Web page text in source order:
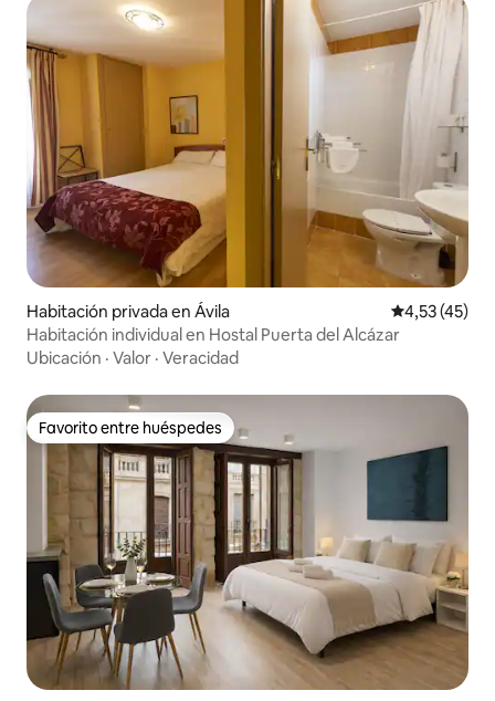
Habitación privada en Ávila Calificación
4,53 (45)
Habitación individual en Hostal Puerta del Alcázar
Ubicación · Valor · Veracidad
Favorito entre huéspedes
Favorito entre huéspedes